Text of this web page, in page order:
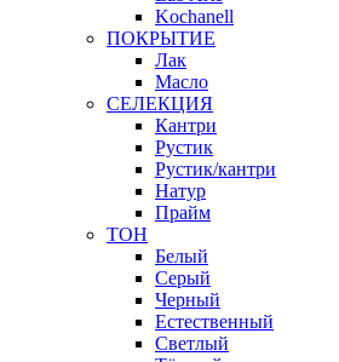
Kochanell
ПОКРЫТИЕ
Лак
Масло
СЕЛЕКЦИЯ
Кантри
Рустик
Рустик/кантри
Натур
Прайм
ТОН
Белый
Серый
Черный
Естественный
Светлый